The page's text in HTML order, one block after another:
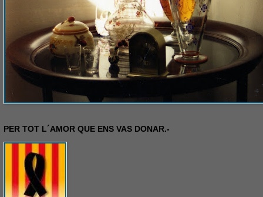
PER TOT L´AMOR QUE ENS VAS DONAR.-